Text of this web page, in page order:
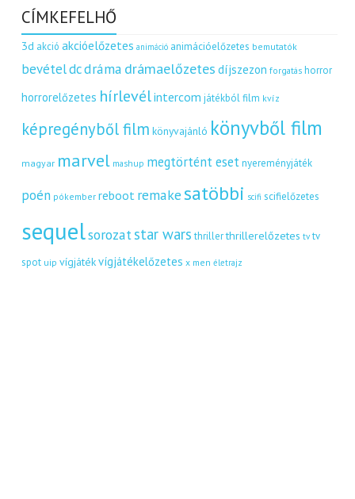
CÍMKEFELHŐ
3d akció akcióelőzetes animáció animációelőzetes bemutatók
bevételdcdráma drámaelőzetes díjszezon forgatás horror
horrorelőzetes hírlevélintercom játékból film kvíz
képregényből film könyvajánló könyvből film
magyar marvel mashup megtörtént eset nyereményjáték
poén pókember reboot remakesatöbbi scifi scifielőzetes
sequelsorozatstar wars thriller thrillerelőzetes tv tv
spot uip vígjátékvígjátékelőzetes x men életrajz